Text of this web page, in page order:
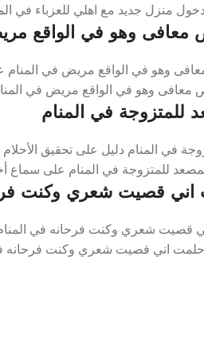
منزل جديد مع اهلي للعزباء في
وهو في الواقع
وهو في الواقع مريض في المنام
وهو في الواقع مريض في المنام
للمتزوجة في المنام
في المنام دليل على تحقيق
للمتزوجة في المنام على سماع
قصيت شعري وكنت
قصيت شعري وكنت فرحانه في المنام
اني قصيت شعري وكنت فرحانه في